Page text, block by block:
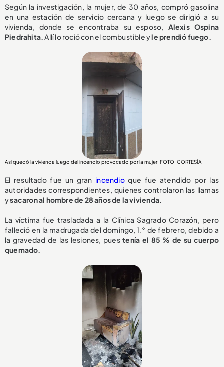
Según la investigación, la mujer, de 30 años, compró gasolina
en una estación de servicio cercana y luego se dirigió a su
vivienda, donde se encontraba su esposo, Alexis Ospina
Piedrahita.Allí lo roció con el combustible yle prendió fuego.
Así quedó la vivienda luego del incendio provocado por la mujer. FOTO: CORTESÍA
El resultado fue un gran incendioque fue atendido por las
autoridades correspondientes, quienes controlaron las llamas
ysacaron al hombre de 28 años de la vivienda.
La víctima fue trasladada a la Clínica Sagrado Corazón, pero
falleció en la madrugada del domingo, 1.° de febrero, debido a
la gravedad de las lesiones, puestenía el 85 % de su cuerpo
quemado.